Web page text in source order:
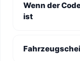
Wenn der
ist